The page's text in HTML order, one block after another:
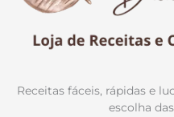
Receitas fáceis, rápidas e
escolha